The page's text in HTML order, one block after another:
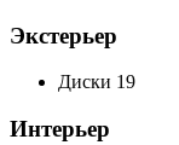
Экстерьер
Диски 19
Интерьер